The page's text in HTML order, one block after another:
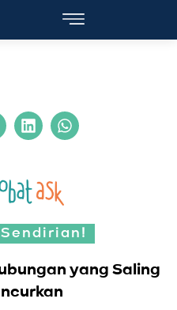
Sendirian!
yang Saling